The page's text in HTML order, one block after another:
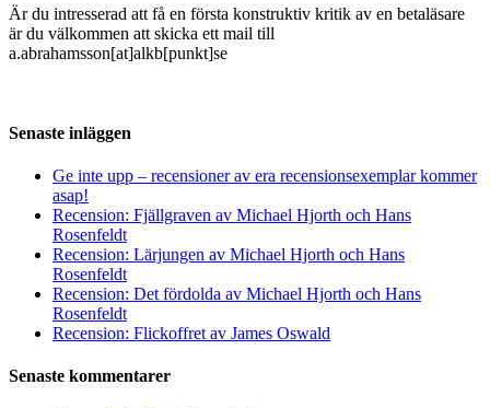
Är du intresserad att få en första konstruktiv kritik av en betaläsare
är du välkommen att skicka ett mail till
a.abrahamsson[at]alkb[punkt]se
Senaste inläggen
Ge inte upp – recensioner av era recensionsexemplar kommer
asap!
Recension: Fjällgraven av Michael Hjorth och Hans
Rosenfeldt
Recension: Lärjungen av Michael Hjorth och Hans
Rosenfeldt
Recension: Det fördolda av Michael Hjorth och Hans
Rosenfeldt
Recension: Flickoffret av James Oswald
Senaste kommentarer